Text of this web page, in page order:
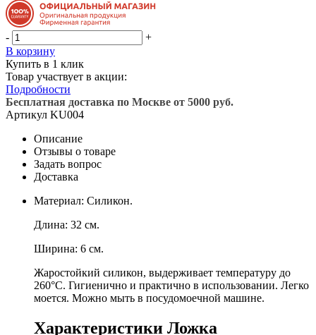
-
+
В корзину
Купить в 1 клик
Товар участвует в акции:
Подробности
Бесплатная доставка по Москве от 5000 руб.
Артикул KU004
Описание
Отзывы о товаре
Задать вопрос
Доставка
Материал: Силикон.
Длина: 32 см.
Ширина: 6 см.
Жаростойкий силикон, выдерживает температуру до
260°C. Гигиенично и практично в использовании. Легко
моется. Можно мыть в посудомоечной машине.
Характеристики Ложка